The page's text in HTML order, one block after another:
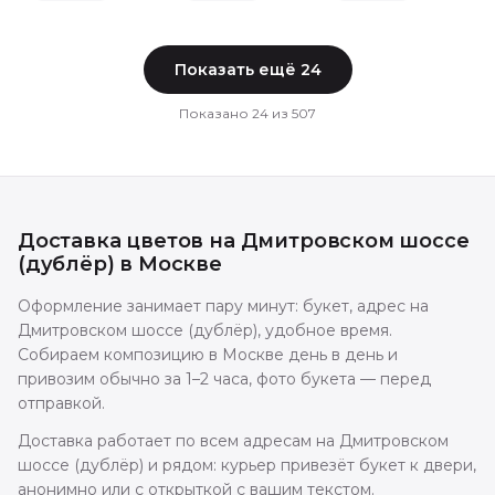
Показать ещё 24
Показано 24 из 507
Доставка цветов на Дмитровском шоссе
(дублёр) в Москве
Оформление занимает пару минут: букет, адрес на
Дмитровском шоссе (дублёр), удобное время.
Собираем композицию в Москве день в день и
привозим обычно за 1–2 часа, фото букета — перед
отправкой.
Доставка работает по всем адресам на Дмитровском
шоссе (дублёр) и рядом: курьер привезёт букет к двери,
анонимно или с открыткой с вашим текстом.